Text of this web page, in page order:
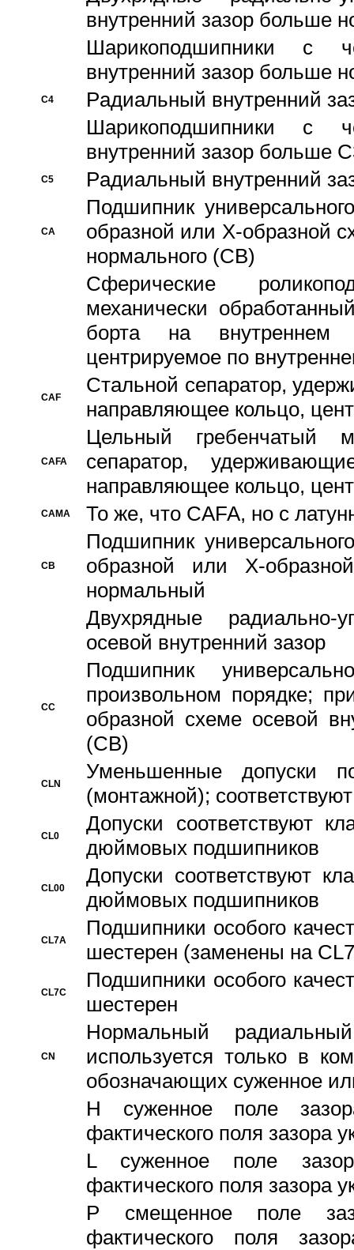
внутренний зазор больше
Шарикоподшипники с
внутренний зазор больше
C4
Pадиальный внутренний
Шарикоподшипники с
внутренний зазор больше
C5 Pадиальный внутренний
CA
Подшипник
образной или Х-образной
нормального (CB)
Сферические
механически
борта на внутреннем
центрируемое по
CAF
Стальной сепаратор,
направляющее кольцо,
CAFA
Цельный гребенчатый
сепаратор,
направляющее кольцо,
CAMA То же, что CAFA, но с
CB
Подшипник
образной или Х-
нормальный
Двухрядные радиально-
осевой внутренний зазор
CC
Подшипник
произвольном порядке;
образной схеме осевой
(CB)
CLN
Уменьшенные
(монтажной);
CL0
Допуски соответствуют
дюймовых подшипников
CL00
Допуски соответствуют
дюймовых подшипников
CL7A
Подшипники особого
шестерен (заменены на
CL7C
Подшипники особого
шестерен
CN
Hормальный
используется только в
обозначающих суженное
H суженное поле
фактического поля зазора
L суженное поле
фактического поля зазора
P смещенное поле
фактического поля